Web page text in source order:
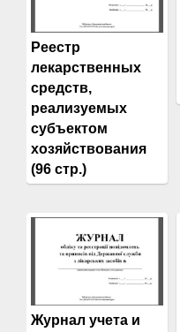
Реестр
лекарственных
средств,
реализуемых
субъектом
хозяйствования
(96 стр.)
Журнал учета и